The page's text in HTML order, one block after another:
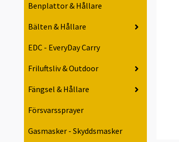
Benplattor & Hållare
Bälten & Hållare
EDC - EveryDay Carry
Friluftsliv & Outdoor
Fängsel & Hållare
Försvarssprayer
Gasmasker - Skyddsmasker